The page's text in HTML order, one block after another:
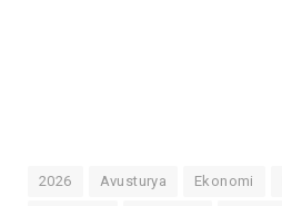
2026 Avusturya Ekonomi